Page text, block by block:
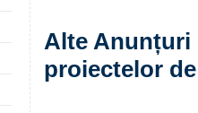
Alte Anunțuri
proiectelor